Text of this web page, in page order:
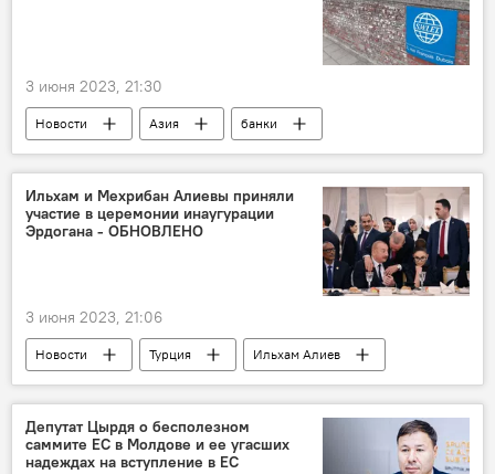
3 июня 2023, 21:30
Новости Азия
банки
Мессенджеры
SWIFT аналоги
Ильхам и Мехрибан Алиевы приняли
участие в церемонии инаугурации
Эрдогана - ОБНОВЛЕНО
3 июня 2023, 21:06
Новости Турция
Ильхам Алиев
Первый вице-президент Азербайджана Мехрибан Алиева
Реджеп Тайип Эрдоган
Инаугурация
Депутат Цырдя о бесполезном
саммите ЕС в Молдове и ее угасших
надеждах на вступление в ЕС